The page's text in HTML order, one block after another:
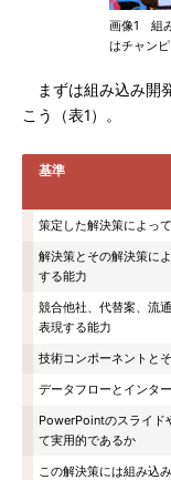
画像1 組
はチャン
まずは組み込み開
こう（表1）。
基準
策定した解決策によっ
解決策とその解決策に
する能力
競合他社、代替案、流
表現する能力
技術コンポーネントと
データフローとインタ
PowerPointのスライド
て実用的であるか
この解決策には組み込